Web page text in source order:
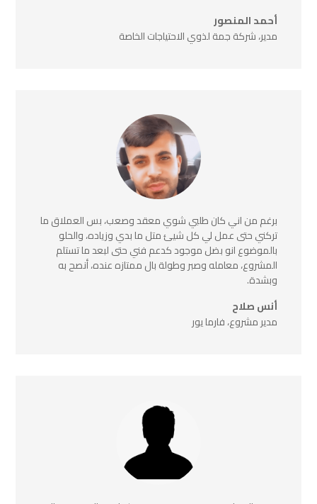
أحمد المنصور
مدير، شركة جمة لذوي الاحتياجات الخاصة
برغم من اني كان طلبي شوي معقد وصعب، بس العملاق ما
تركني حتى عمل لي كل شيئ متل ما بدي وزياده، والحلو
بالموضوع انو بضل موجود كدعم فني حتى لبعد ما تستلم
المشروع، معامله وصبر وطولة بال ممتازه عنده، أنصح به
وبشدة.
أنس صلاح
مدير مشروع، فارما يور